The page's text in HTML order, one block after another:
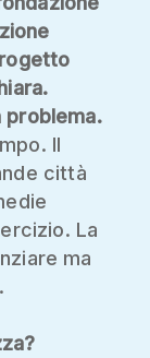
problema.
Il
città
La
ma